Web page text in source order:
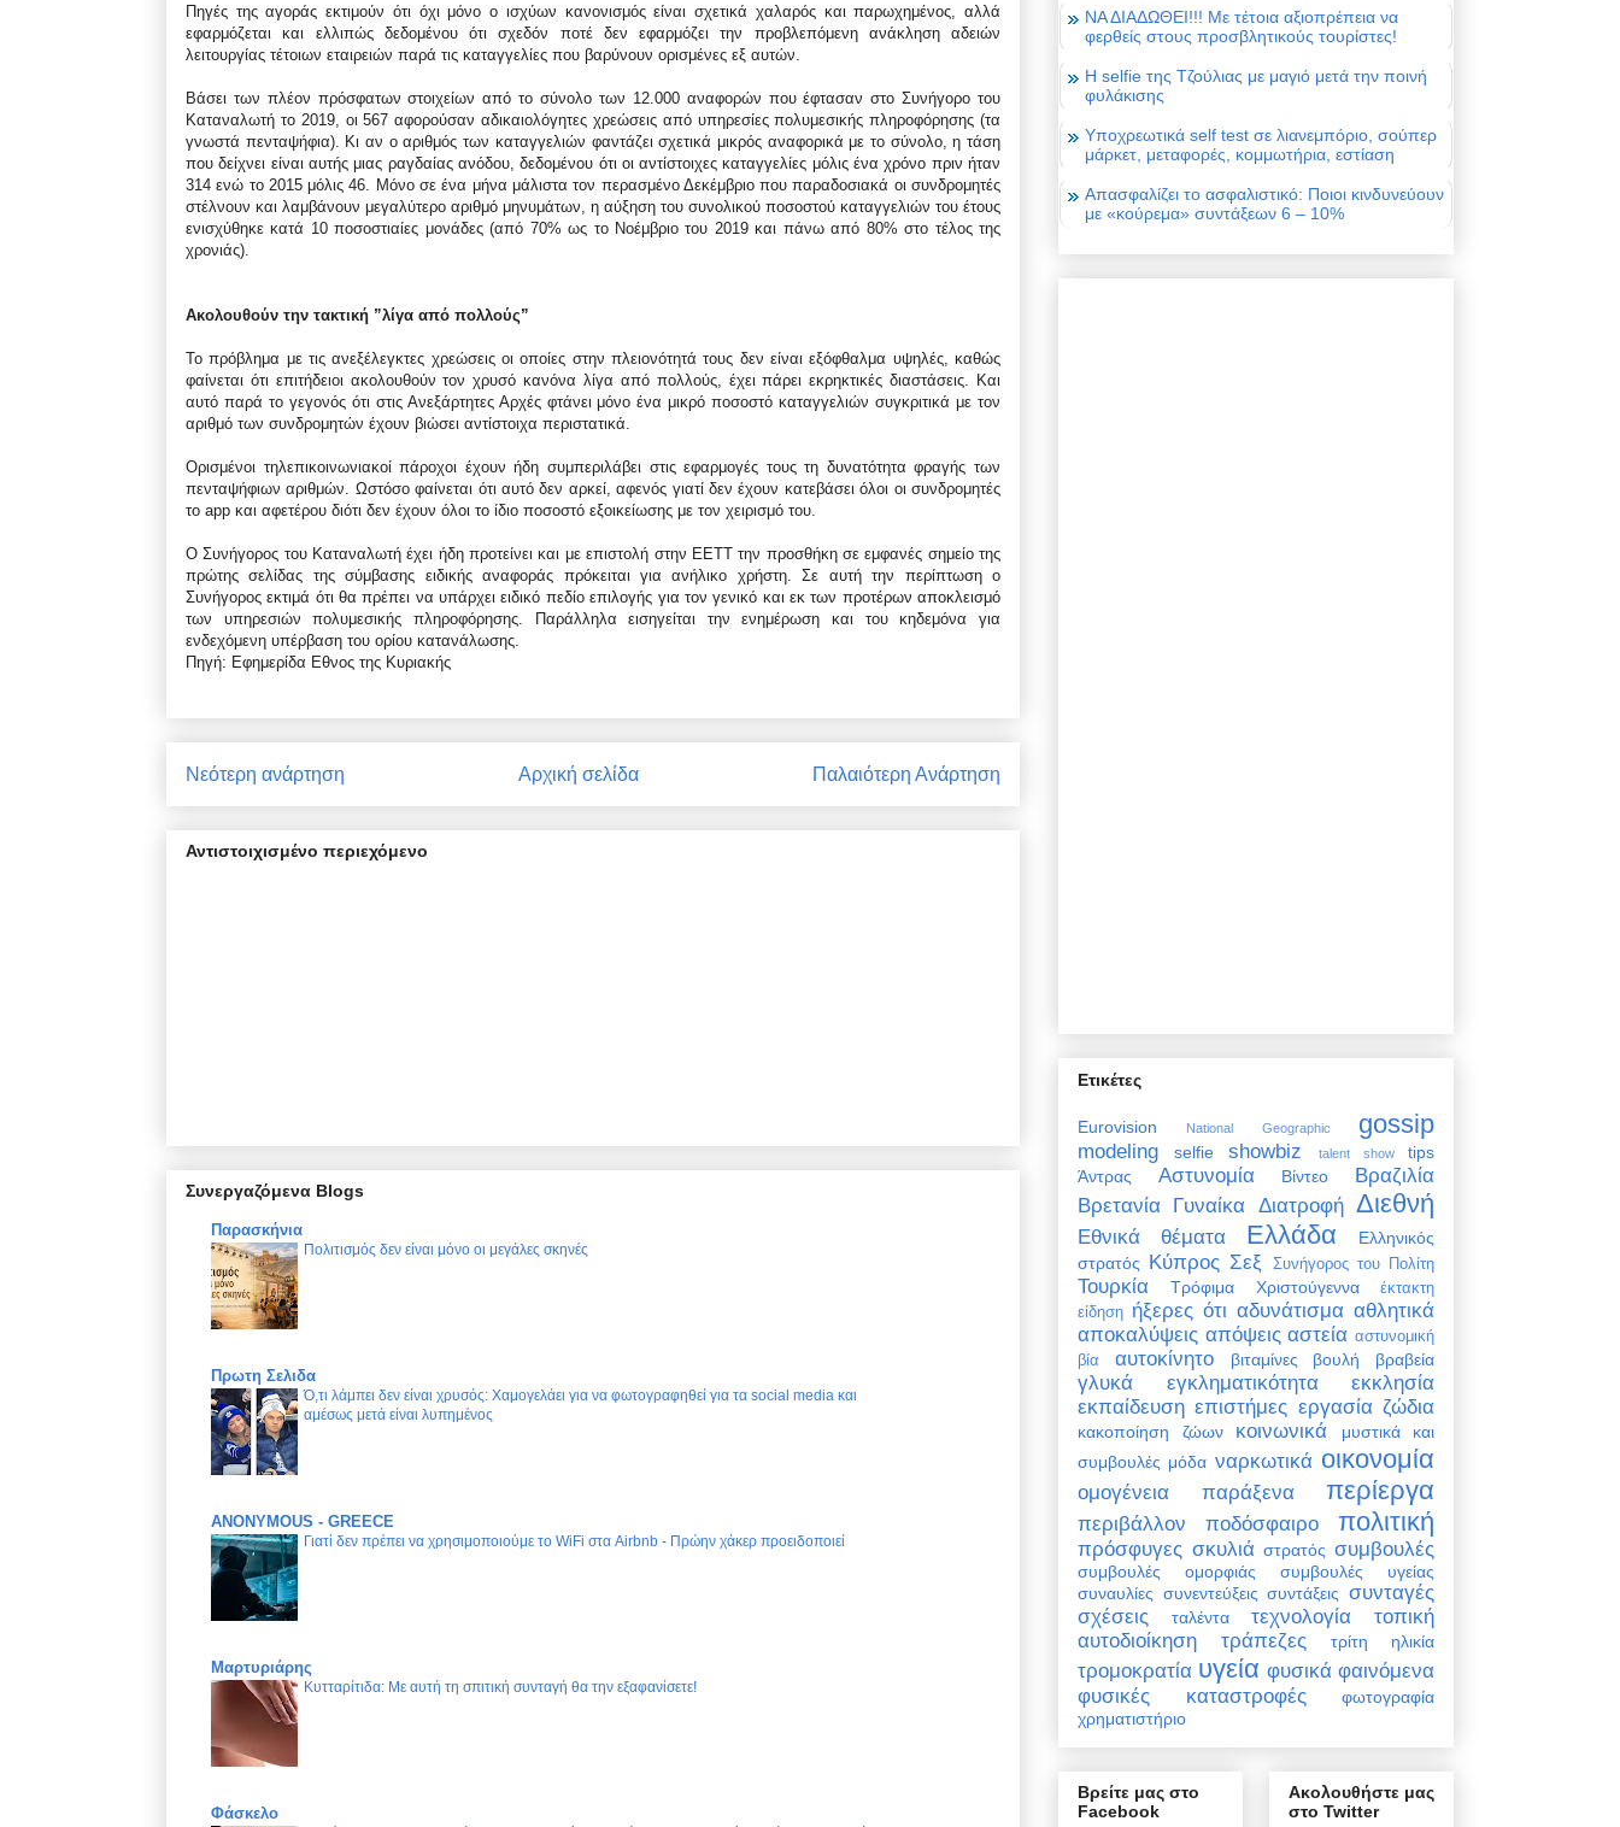
Πηγές της αγοράς εκτιμούν ότι όχι μόνο ο ισχύων κανονισμός είναι σχετικά χαλαρός και παρωχημένος, αλλά
εφαρμόζεται και ελλιπώς δεδομένου ότι σχεδόν ποτέ δεν εφαρμόζει την προβλεπόμενη ανάκληση αδειών
λειτουργίας τέτοιων εταιρειών παρά τις καταγγελίες που βαρύνουν ορισμένες εξ αυτών.
Βάσει των πλέον πρόσφατων στοιχείων από το σύνολο των 12.000 αναφορών που έφτασαν στο Συνήγορο του
Καταναλωτή το 2019, οι 567 αφορούσαν αδικαιολόγητες χρεώσεις από υπηρεσίες πολυμεσικής πληροφόρησης (τα
γνωστά πενταψήφια). Κι αν ο αριθμός των καταγγελιών φαντάζει σχετικά μικρός αναφορικά με το σύνολο, η τάση
που δείχνει είναι αυτής μιας ραγδαίας ανόδου, δεδομένου ότι οι αντίστοιχες καταγγελίες μόλις ένα χρόνο πριν ήταν
314 ενώ το 2015 μόλις 46. Μόνο σε ένα μήνα μάλιστα τον περασμένο Δεκέμβριο που παραδοσιακά οι συνδρομητές
στέλνουν και λαμβάνουν μεγαλύτερο αριθμό μηνυμάτων, η αύξηση του συνολικού ποσοστού καταγγελιών του έτους
ενισχύθηκε κατά 10 ποσοστιαίες μονάδες (από 70% ως το Νοέμβριο του 2019 και πάνω από 80% στο τέλος της
χρονιάς).
Ακολουθούν την τακτική ”λίγα από πολλούς”
Το πρόβλημα με τις ανεξέλεγκτες χρεώσεις οι οποίες στην πλειονότητά τους δεν είναι εξόφθαλμα υψηλές, καθώς
φαίνεται ότι επιτήδειοι ακολουθούν τον χρυσό κανόνα λίγα από πολλούς, έχει πάρει εκρηκτικές διαστάσεις. Και
αυτό παρά το γεγονός ότι στις Ανεξάρτητες Αρχές φτάνει μόνο ένα μικρό ποσοστό καταγγελιών συγκριτικά με τον
αριθμό των συνδρομητών έχουν βιώσει αντίστοιχα περιστατικά.
Ορισμένοι τηλεπικοινωνιακοί πάροχοι έχουν ήδη συμπεριλάβει στις εφαρμογές τους τη δυνατότητα φραγής των
πενταψήφιων αριθμών. Ωστόσο φαίνεται ότι αυτό δεν αρκεί, αφενός γιατί δεν έχουν κατεβάσει όλοι οι συνδρομητές
το app και αφετέρου διότι δεν έχουν όλοι το ίδιο ποσοστό εξοικείωσης με τον χειρισμό του.
Ο Συνήγορος του Καταναλωτή έχει ήδη προτείνει και με επιστολή στην ΕΕΤΤ την προσθήκη σε εμφανές σημείο της
πρώτης σελίδας της σύμβασης ειδικής αναφοράς πρόκειται για ανήλικο χρήστη. Σε αυτή την περίπτωση ο
Συνήγορος εκτιμά ότι θα πρέπει να υπάρχει ειδικό πεδίο επιλογής για τον γενικό και εκ των προτέρων αποκλεισμό
των υπηρεσιών πολυμεσικής πληροφόρησης. Παράλληλα εισηγείται την ενημέρωση και του κηδεμόνα για
ενδεχόμενη υπέρβαση του ορίου κατανάλωσης.
Πηγή: Εφημερίδα Εθνος της Κυριακής
Νεότερη ανάρτηση Παλαιότερη Ανάρτηση
Αρχική σελίδα
Αντιστοιχισμένο περιεχόμενο
Συνεργαζόμενα Blogs
Παρασκήνια
Πολιτισμός δεν είναι μόνο οι μεγάλες σκηνές
Πρωτη Σελιδα
Ό,τι λάμπει δεν είναι χρυσός: Χαμογελάει για να φωτογραφηθεί για τα social media και
αμέσως μετά είναι λυπημένος
ANONYMOUS - GREECE
Γιατί δεν πρέπει να χρησιμοποιούμε το WiFi στα Airbnb - Πρώην χάκερ προειδοποιεί
Μαρτυριάρης
Κυτταρίτιδα: Με αυτή τη σπιτική συνταγή θα την εξαφανίσετε!
Φάσκελο
ΝΑ ΔΙΑΔΩΘΕΙ!!! Με τέτοια αξιοπρέπεια να
φερθείς στους προσβλητικούς τουρίστες!
Η selfie της Τζούλιας με μαγιό μετά την ποινή
φυλάκισης
Υποχρεωτικά self test σε λιανεμπόριο, σούπερ
μάρκετ, μεταφορές, κομμωτήρια, εστίαση
Απασφαλίζει το ασφαλιστικό: Ποιοι κινδυνεύουν
με «κούρεμα» συντάξεων 6 – 10%
Ετικέτες
Eurovision National Geographic gossip
modeling selfie showbiz talent show
tips
Άντρας
Αστυνομία Βίντεο
Βραζιλία
Βρετανία Γυναίκα Διατροφή Διεθνή
Εθνικά θέματα Ελλάδα
Ελληνικός
στρατός Κύπρος Σεξ Συνήγορος του Πολίτη
Τουρκία Τρόφιμα Χριστούγεννα
έκτακτη
είδηση ήξερες ότι αδυνάτισμα αθλητικά
αποκαλύψεις απόψεις αστεία αστυνομική
βία
αυτοκίνητο βιταμίνες βουλή βραβεία
γλυκά εγκληματικότητα
εκκλησία
εκπαίδευση επιστήμες εργασία ζώδια
κακοποίηση ζώων κοινωνικά
μυστικά και
συμβουλές μόδα ναρκωτικά οικονομία
ομογένεια παράξενα περίεργα
περιβάλλον ποδόσφαιρο πολιτική
πρόσφυγες σκυλιά στρατός συμβουλές
συμβουλές ομορφιάς
συμβουλές υγείας
συναυλίες συνεντεύξεις συντάξεις συνταγές
σχέσεις
ταλέντα τεχνολογία
τοπική
αυτοδιοίκηση
τράπεζες τρίτη ηλικία
τρομοκρατία υγεία φυσικά φαινόμενα
φυσικές καταστροφές
φωτογραφία
χρηματιστήριο
Βρείτε μας στο
Facebook
Ακολουθήστε μας
στο Twitter